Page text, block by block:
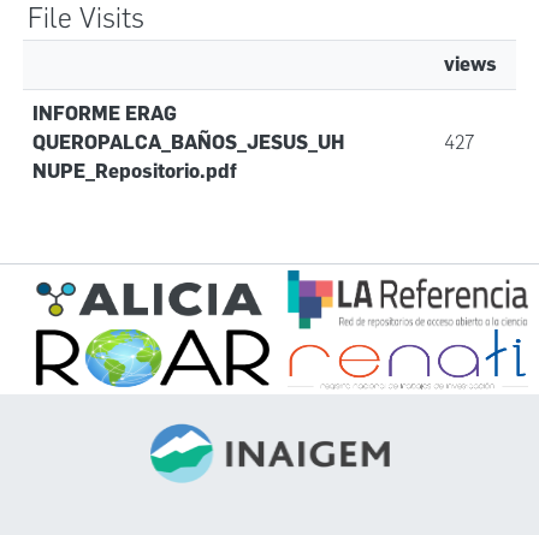
File Visits
views
INFORME ERAG
QUEROPALCA_BAÑOS_JESUS_UH
NUPE_Repositorio.pdf
427